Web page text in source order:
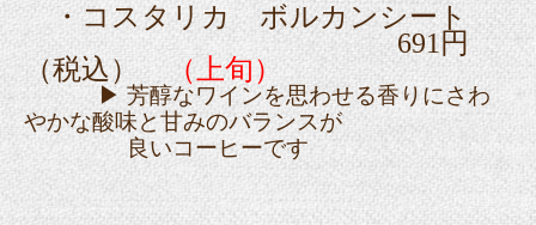
・コスタリカ ボルカンシート
691円
（税込）
（上旬）
▶ 芳醇なワインを思わせる香りにさわ
やかな酸味と甘みのバランスが
良いコーヒーです